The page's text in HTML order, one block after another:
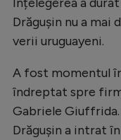
Drăgușin nu a mai
verii uruguayeni.
A fost momentul
îndreptat spre
Gabriele
Drăgușin a intrat